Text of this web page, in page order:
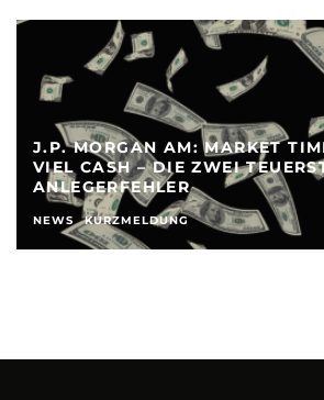
J.P. MORGAN AM: MARKET
VIEL CASH – DIE ZWEI
ANLEGERFEHLER
NEWS KURZMELDUNG